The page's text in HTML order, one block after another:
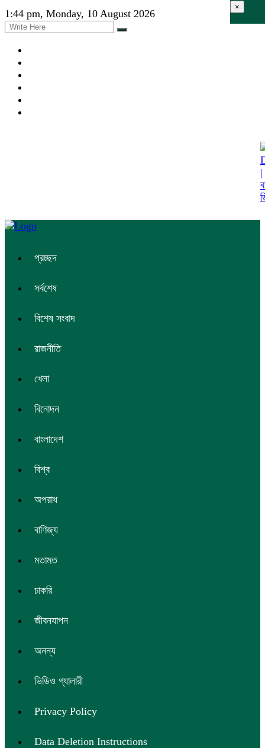
1:44 pm, Monday, 10 August 2026
প্রচ্ছদ
সর্বশেষ
বিশেষ সংবাদ
রাজনীতি
খেলা
বিনোদন
বাংলাদেশ
বিশ্ব
অপরাধ
বাণিজ্য
মতামত
চাকরি
জীবনযাপন
অনন্য
ভিডিও গ্যালারী
Privacy Policy
Data Deletion Instructions
×